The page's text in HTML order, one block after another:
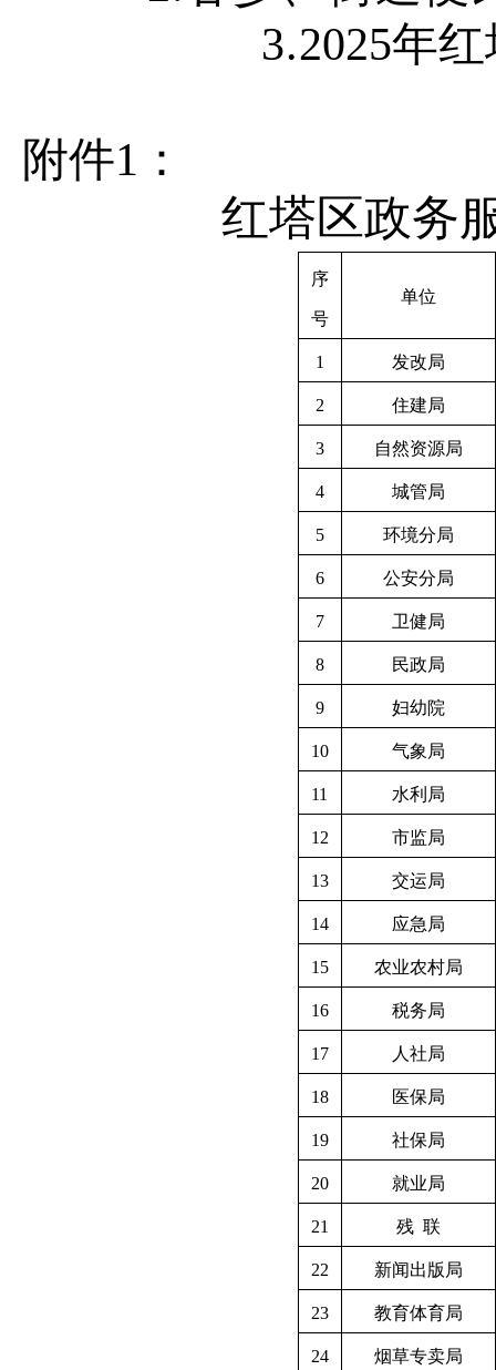
3.2025年
附件1 ：
红塔区政务
序
号
单位
1 发改局
2 住建局
3 自然资源局
4 城管局
5 环境分局
6 公安分局
7 卫健局
8 民政局
9 妇幼院
10 气象局
11 水利局
12 市监局
13 交运局
14 应急局
15 农业农村局
16 税务局
17 人社局
18 医保局
19 社保局
20 就业局
21 残 联
22 新闻出版局
23 教育体育局
24 烟草专卖局